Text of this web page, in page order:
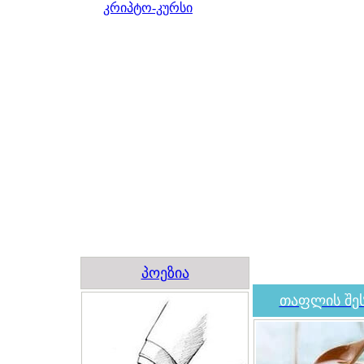
კრიპტო-კურსი
პოეზია
თაფლის